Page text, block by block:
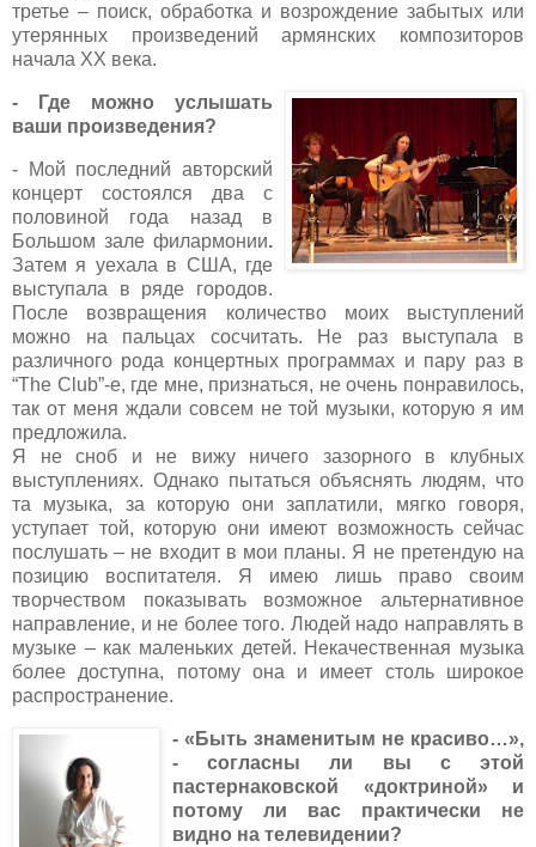
третье – поиск, обработка и возрождение забытых или
утерянных произведений армянских композиторов
начала XX века.
-
Где можно услышать
ваши произведения?
- Мой последний авторский
концерт состоялся два с
половиной года назад в
Большом зале филармонии.
Затем я уехала в США, где
выступала в ряде городов.
После возвращения количество моих выступлений
можно на пальцах сосчитать. Не раз выступала в
различного рода концертных программах и пару раз в
“The Club”-е, где мне, признаться, не очень понравилось,
так от меня ждали совсем не той музыки, которую я им
предложила.
Я не сноб и не вижу ничего зазорного в клубных
выступлениях. Однако пытаться объяснять людям, что
та музыка, за которую они заплатили, мягко говоря,
уступает той, которую они имеют возможность сейчас
послушать – не входит в мои планы. Я не претендую на
позицию воспитателя. Я имею лишь право своим
творчеством показывать возможное альтернативное
направление, и не более того. Людей надо направлять в
музыке – как маленьких детей. Некачественная музыка
более доступна, потому она и имеет столь широкое
распространение.
- «Быть знаменитым не красиво…»,
- согласны ли вы с этой
пастернаковской «доктриной» и
потому ли вас практически не
видно на телевидении?